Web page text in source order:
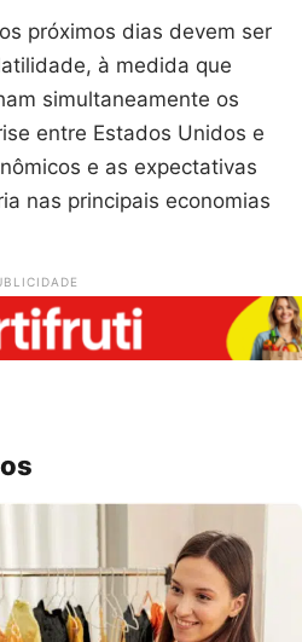
próximos dias devem ser
à medida que
simultaneamente os
entre Estados Unidos e
e as expectativas
nas principais economias